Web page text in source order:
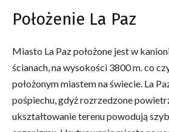
Położenie La Paz
Miasto La Paz położone jest w
ścianach, na wysokości 3800 m. co
położonym miastem na świecie. La
pośpiechu, gdyż rozrzedzone
ukształtowanie terenu powodują